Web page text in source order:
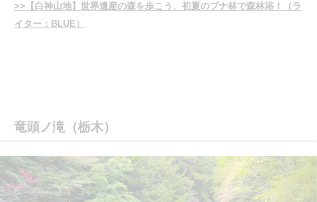
>>【白神山地】世界遺産の森を歩こう、初夏のブナ林で森林浴！（ラ
イター：BLUE）
竜頭ノ滝（栃木）